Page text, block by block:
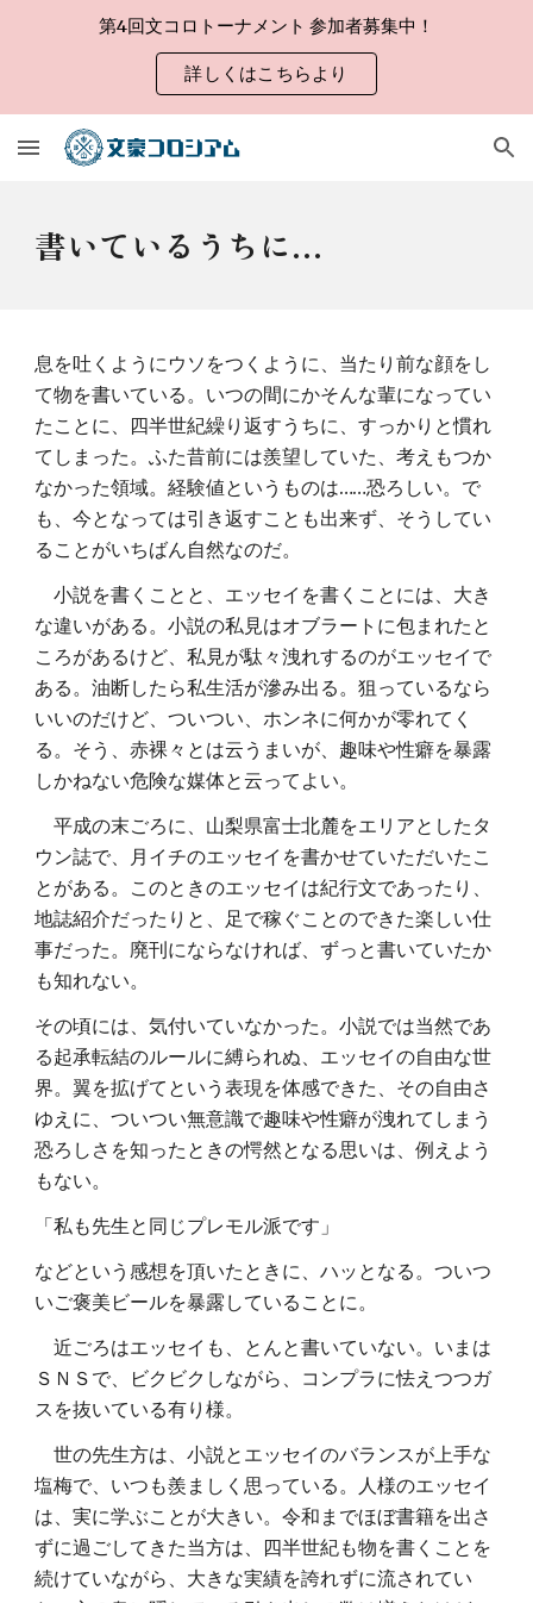
第4回文コロトーナメント 参加者募集中！
詳しくはこちらより
書いているうちに…
息を吐くようにウソをつくように、当たり前な顔をし
て物を書いている。いつの間にかそんな輩になってい
たことに、四半世紀繰り返すうちに、すっかりと慣れ
てしまった。ふた昔前には羨望していた、考えもつか
なかった領域。経験値というものは……恐ろしい。で
も、今となっては引き返すことも出来ず、そうしてい
ることがいちばん自然なのだ。
小説を書くことと、エッセイを書くことには、大き
な違いがある。小説の私見はオブラートに包まれたと
ころがあるけど、私見が駄々洩れするのがエッセイで
ある。油断したら私生活が滲み出る。狙っているなら
いいのだけど、ついつい、ホンネに何かが零れてく
る。そう、赤裸々とは云うまいが、趣味や性癖を暴露
しかねない危険な媒体と云ってよい。
平成の末ごろに、山梨県富士北麓をエリアとしたタ
ウン誌で、月イチのエッセイを書かせていただいたこ
とがある。このときのエッセイは紀行文であったり、
地誌紹介だったりと、足で稼ぐことのできた楽しい仕
事だった。廃刊にならなければ、ずっと書いていたか
も知れない。
その頃には、気付いていなかった。小説では当然であ
る起承転結のルールに縛られぬ、エッセイの自由な世
界。翼を拡げてという表現を体感できた、その自由さ
ゆえに、ついつい無意識で趣味や性癖が洩れてしまう
恐ろしさを知ったときの愕然となる思いは、例えよう
もない。
「私も先生と同じプレモル派です」
などという感想を頂いたときに、ハッとなる。ついつ
いご褒美ビールを暴露していることに。
近ごろはエッセイも、とんと書いていない。いまは
ＳＮＳで、ビクビクしながら、コンプラに怯えつつガ
スを抜いている有り様。
世の先生方は、小説とエッセイのバランスが上手な
塩梅で、いつも羨ましく思っている。人様のエッセイ
は、実に学ぶことが大きい。令和までほぼ書籍を出さ
ずに過ごしてきた当方は、四半世紀も物を書くことを
続けていながら、大きな実績を誇れずに流されてい